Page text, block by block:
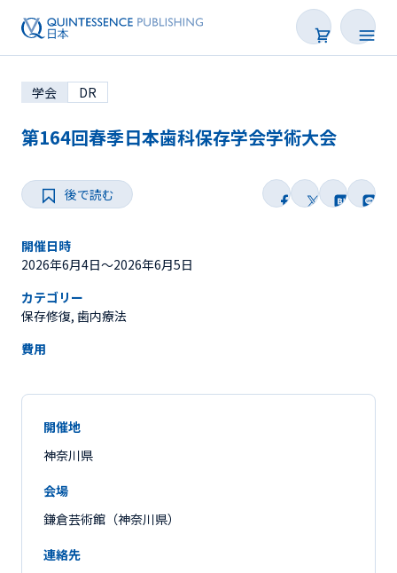
学会・研修会一覧
学会 DR
第164回春季日本歯科保存学会学術大会
後で読む
開催日時
2026年6月4日〜2026年6月5日
カテゴリー
保存修復, 歯内療法
費用
開催地
神奈川県
会場
鎌倉芸術館（神奈川県）
連絡先